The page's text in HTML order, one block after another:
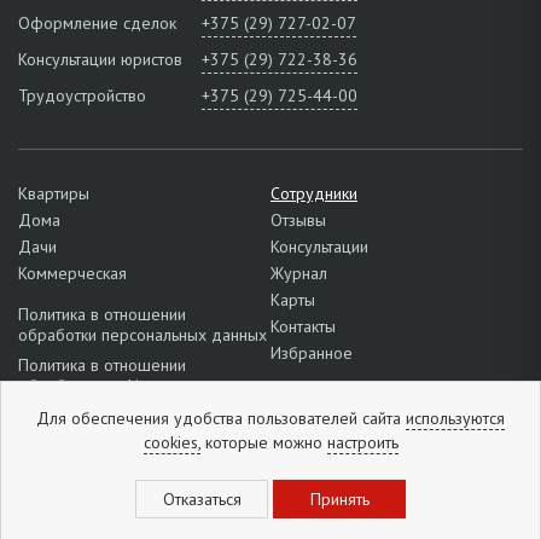
Оформление сделок
+375 (29) 727-02-07
Консультации юристов
+375 (29) 722-38-36
Трудоустройство
+375 (29) 725-44-00
Квартиры
Дома
Дачи
Коммерческая
Политика в отношении
обработки персональных данных
Политика в отношении
обработки cookie
Подробнее о настройках файлов
Сотрудники
Отзывы
Консультации
Журнал
Карты
Контакты
Избранное
Отзывы: 5из5 (1296 отзывов)
Для обеспечения удобства пользователей сайта используются
cookies,которые можно настроить